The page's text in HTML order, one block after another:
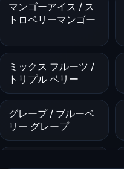
マンゴーアイス / ス
トロベリーマンゴー
ミックス フルーツ /
トリプル ベリー
グレープ / ブルーベ
リー グレープ